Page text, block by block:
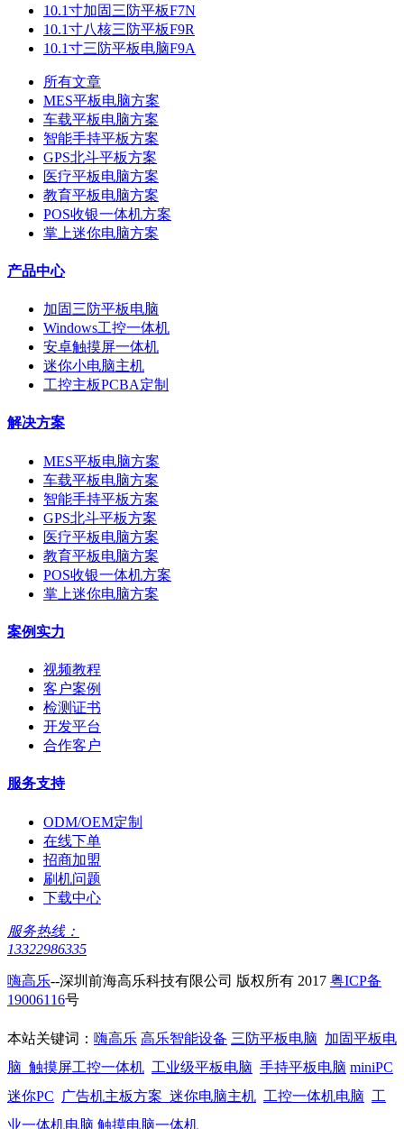
10.1寸加固三防平板F7N
10.1寸八核三防平板F9R
10.1寸三防平板电脑F9A
所有文章
MES平板电脑方案
车载平板电脑方案
智能手持平板方案
GPS北斗平板方案
医疗平板电脑方案
教育平板电脑方案
POS收银一体机方案
掌上迷你电脑方案
产品中心
加固三防平板电脑
Windows工控一体机
安卓触摸屏一体机
迷你小电脑主机
工控主板PCBA定制
解决方案
MES平板电脑方案
车载平板电脑方案
智能手持平板方案
GPS北斗平板方案
医疗平板电脑方案
教育平板电脑方案
POS收银一体机方案
掌上迷你电脑方案
案例实力
视频教程
客户案例
检测证书
开发平台
合作客户
服务支持
ODM/OEM定制
在线下单
招商加盟
刷机问题
下载中心
服务热线：
13322986335
嗨高乐--深圳前海高乐科技有限公司 版权所有 2017 粤ICP备
19006116号
本站关键词： 嗨高乐 高乐智能设备 三防平板电脑 加固平板电
脑 触摸屏工控一体机 工业级平板电脑 手持平板电脑 miniPC
迷你PC
广告机主板方案 迷你电脑主机 工控一体机电脑 工
业一体机电脑 触摸电脑一体机